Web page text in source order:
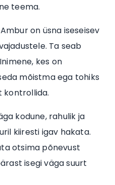
teema.
on üsna iseseisev
Ta seab
kes on
mõistma ega tohiks
kontrollida.
kodune, rahulik ja
kiiresti igav hakata.
otsima põnevust
isegi väga suurt